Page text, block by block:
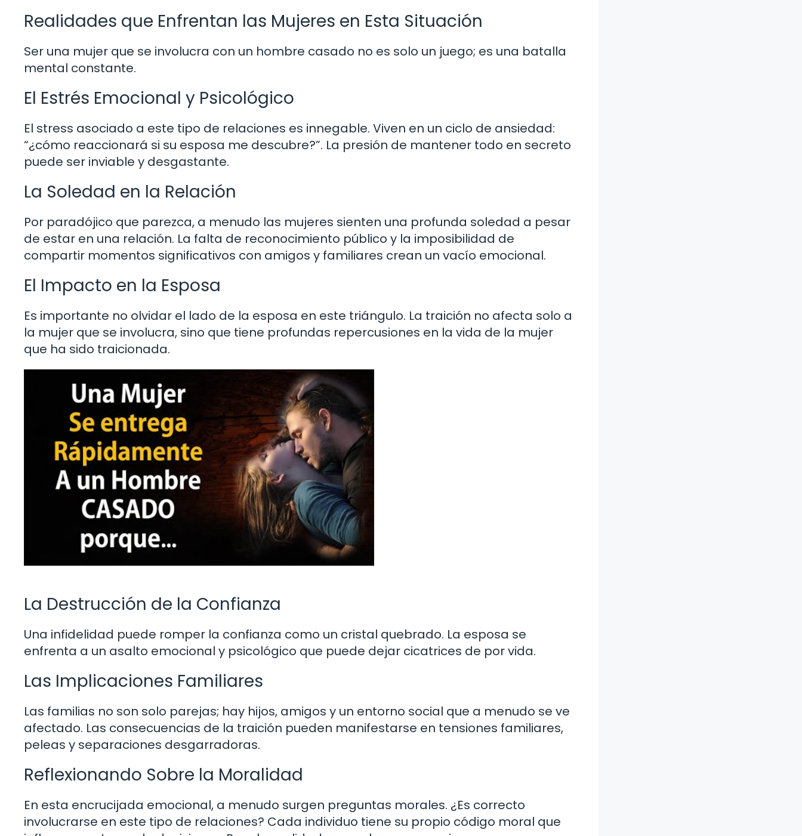
Realidades que Enfrentan las Mujeres en Esta Situación
Ser una mujer que se involucra con un hombre casado no es solo un juego; es una batalla
mental constante.
El Estrés Emocional y Psicológico
El stress asociado a este tipo de relaciones es innegable. Viven en un ciclo de ansiedad:
“¿cómo reaccionará si su esposa me descubre?”. La presión de mantener todo en secreto
puede ser inviable y desgastante.
La Soledad en la Relación
Por paradójico que parezca, a menudo las mujeres sienten una profunda soledad a pesar
de estar en una relación. La falta de reconocimiento público y la imposibilidad de
compartir momentos significativos con amigos y familiares crean un vacío emocional.
El Impacto en la Esposa
Es importante no olvidar el lado de la esposa en este triángulo. La traición no afecta solo a
la mujer que se involucra, sino que tiene profundas repercusiones en la vida de la mujer
que ha sido traicionada.
La Destrucción de la Confianza
Una infidelidad puede romper la confianza como un cristal quebrado. La esposa se
enfrenta a un asalto emocional y psicológico que puede dejar cicatrices de por vida.
Las Implicaciones Familiares
Las familias no son solo parejas; hay hijos, amigos y un entorno social que a menudo se ve
afectado. Las consecuencias de la traición pueden manifestarse en tensiones familiares,
peleas y separaciones desgarradoras.
Reflexionando Sobre la Moralidad
En esta encrucijada emocional, a menudo surgen preguntas morales. ¿Es correcto
involucrarse en este tipo de relaciones? Cada individuo tiene su propio código moral que